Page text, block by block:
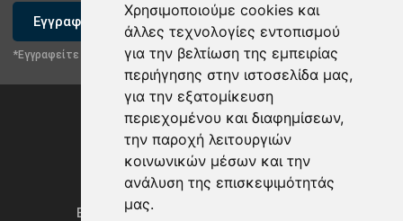
Χρησιμοποιούμε cookies και
άλλες τεχνολογίες εντοπισμού
για την βελτίωση της εμπειρίας
περιήγησης στην ιστοσελίδα μας,
για την εξατομίκευση
περιεχομένου και διαφημίσεων,
την παροχή λειτουργιών
κοινωνικών μέσων και την
ανάλυση της επισκεψιμότητάς
μας.
Εγγραφείτε
*Εγγραφείτε στο newsletter μας
Privacy Policy & GDPR
Ενημέρωση προτιμήσεων των cookies